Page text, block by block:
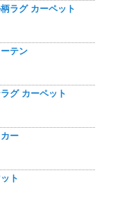
ラグ カーペット
テン
グ カーペット
ー
ト